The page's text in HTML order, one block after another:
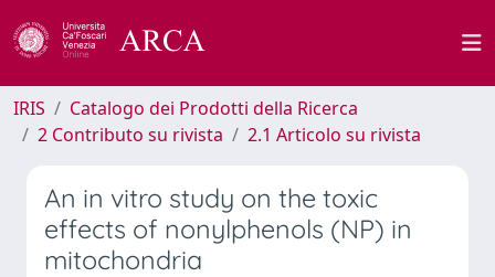
IRIS
Catalogo dei Prodotti della Ricerca
2 Contributo su rivista
2.1 Articolo su rivista
An in vitro study on the toxic
effects of nonylphenols (NP) in
mitochondria